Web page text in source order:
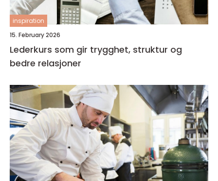
inspiration
15. February 2026
Lederkurs som gir trygghet, struktur og
bedre relasjoner